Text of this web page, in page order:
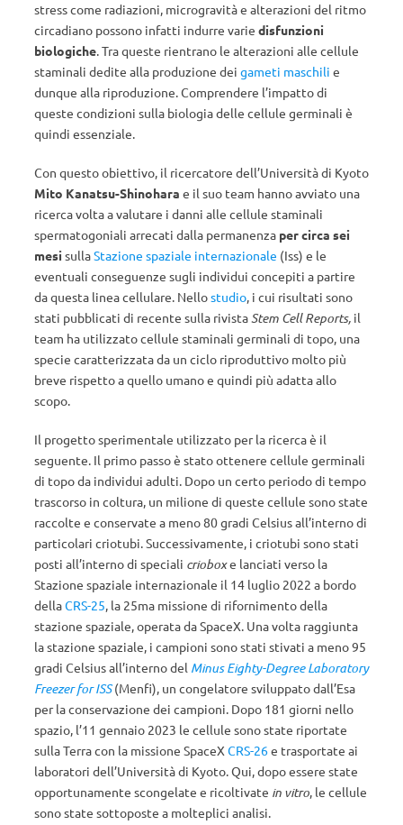
stress come radiazioni, microgravità e alterazioni del ritmo
circadiano possono infatti indurre varie disfunzioni
biologiche. Tra queste rientrano le alterazioni alle cellule
staminali dedite alla produzione dei gameti maschili e
dunque alla riproduzione. Comprendere l’impatto di
queste condizioni sulla biologia delle cellule germinali è
quindi essenziale.
Con questo obiettivo, il ricercatore dell’Università di Kyoto
Mito Kanatsu-Shinohara e il suo team hanno avviato una
ricerca volta a valutare i danni alle cellule staminali
spermatogoniali arrecati dalla permanenza per circa sei
mesi sullaStazione spaziale internazionale (Iss) e le
eventuali conseguenze sugli individui concepiti a partire
da questa linea cellulare. Nellostudio, i cui risultati sono
stati pubblicati di recente sulla rivistaStem Cell Reports, il
team ha utilizzato cellule staminali germinali di topo, una
specie caratterizzata da un ciclo riproduttivo molto più
breve rispetto a quello umano e quindi più adatta allo
scopo.
Il progetto sperimentale utilizzato per la ricerca è il
seguente. Il primo passo è stato ottenere cellule germinali
di topo da individui adulti. Dopo un certo periodo di tempo
trascorso in coltura, un milione di queste cellule sono state
raccolte e conservate a meno 80 gradi Celsius all’interno di
particolari criotubi. Successivamente, i criotubi sono stati
posti all’interno di speciali crioboxe lanciati verso la
Stazione spaziale internazionale il 14 luglio 2022 a bordo
dellaCRS-25, la 25ma missione di rifornimento della
stazione spaziale, operata da SpaceX. Una volta raggiunta
la stazione spaziale, i campioni sono stati stivati a meno 95
gradi Celsius all’interno del Minus Eighty-Degree Laboratory
Freezer for ISS(Menfi), un congelatore sviluppato dall’Esa
per la conservazione dei campioni. Dopo 181 giorni nello
spazio, l’11 gennaio 2023 le cellule sono state riportate
sulla Terra con la missione SpaceX CRS-26e trasportate ai
laboratori dell’Università di Kyoto. Qui, dopo essere state
opportunamente scongelate e ricoltivate in vitro, le cellule
sono state sottoposte a molteplici analisi.